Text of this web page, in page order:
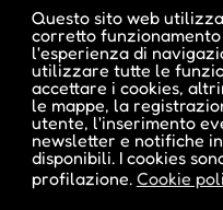
Questo sito web
corretto
l'esperienza di
utilizzare tutte le
accettare i cookies,
le mappe, la
utente, l'inserimento
newsletter e notifiche
disponibili. I cookies
profilazione. Cookie